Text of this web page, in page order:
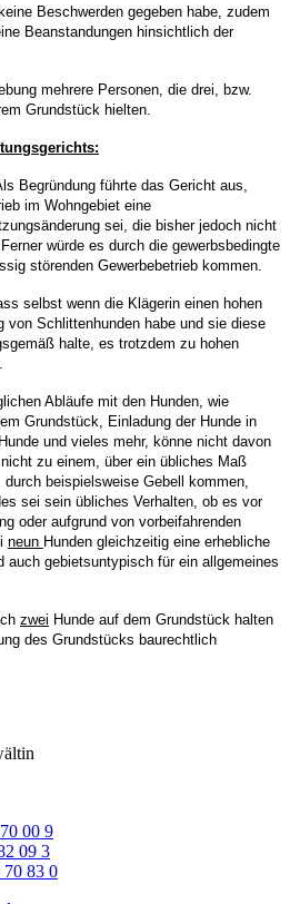
Beschwerden gegeben habe, zudem
Beanstandungen hinsichtlich der
mehrere Personen, die drei, bzw.
Grundstück hielten.
Begründung führte das Gericht aus,
im Wohngebiet eine
sei, die bisher jedoch nicht
würde es durch die gewerbsbedingte
störenden Gewerbebetrieb kommen.
selbst wenn die Klägerin einen hohen
von Schlittenhunden habe und sie diese
halte, es trotzdem zu hohen
Abläufe mit den Hunden, wie
Grundstück, Einladung der Hunde in
und vieles mehr, könne nicht davon
zu einem, über ein übliches Maß
beispielsweise Gebell kommen,
sei sein übliches Verhalten, ob es vor
oder aufgrund von vorbeifahrenden
neun Hunden gleichzeitig eine erhebliche
auch gebietsuntypisch für ein allgemeines
zwei Hunde auf dem Grundstück halten
des Grundstücks baurechtlich
00 9
09 3
70 83 0